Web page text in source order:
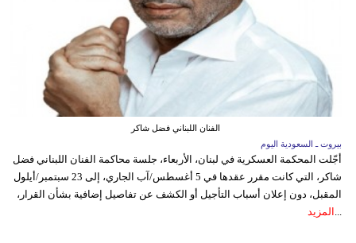
الفنان اللبناني فضل شاكر
بيروت ـ السعودية اليوم
أجّلت المحكمة العسكرية في لبنان، الأربعاء، جلسة محاكمة الفنان اللبناني فضل
شاكر، التي كانت مقرر عقدها في 5 أغسطس/آب الجاري، إلى 23 سبتمبر/أيلول
المقبل، دون إعلان أسباب التأجيل أو الكشف عن تفاصيل إضافية بشأن القرار،
المزيد